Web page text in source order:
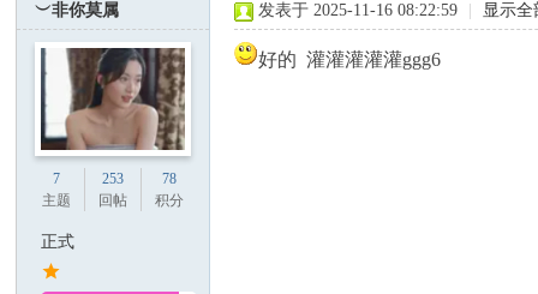
︶非你莫属
7
主题
253
回帖
78
积分
正式
发表于 2025-11-16 08:22:59 显示全
好的 灌灌灌灌灌ggg6